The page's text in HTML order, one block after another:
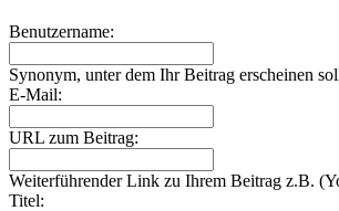
Benutzername:
Synonym, unter dem Ihr Beitrag erscheinen
E-Mail:
URL zum Beitrag:
Weiterführender Link zu Ihrem Beitrag z.B.
Titel: